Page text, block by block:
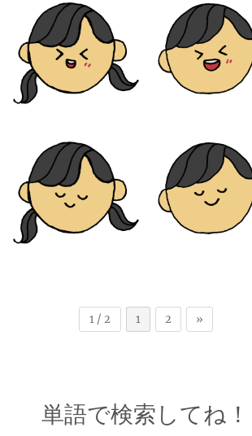
1 / 2 1 2 »
単語で検索してね！